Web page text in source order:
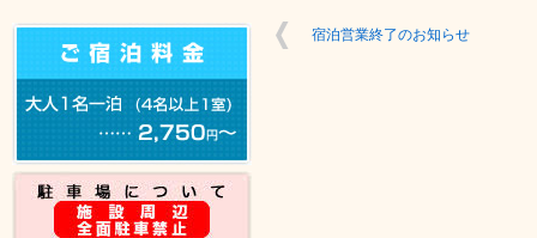
宿泊営業終了のお知らせ